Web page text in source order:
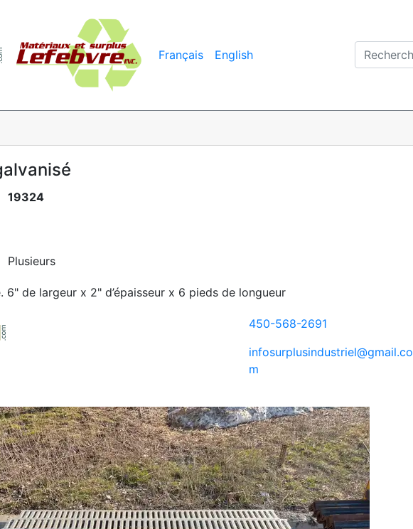
Français English
19324
Plusieurs
6" de largeur x 2" d’épaisseur x 6 pieds de longueur
450-568-2691
infosurplusindustriel@gmail.co
m